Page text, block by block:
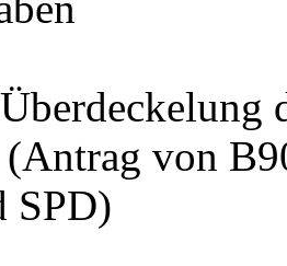
von
SPD)